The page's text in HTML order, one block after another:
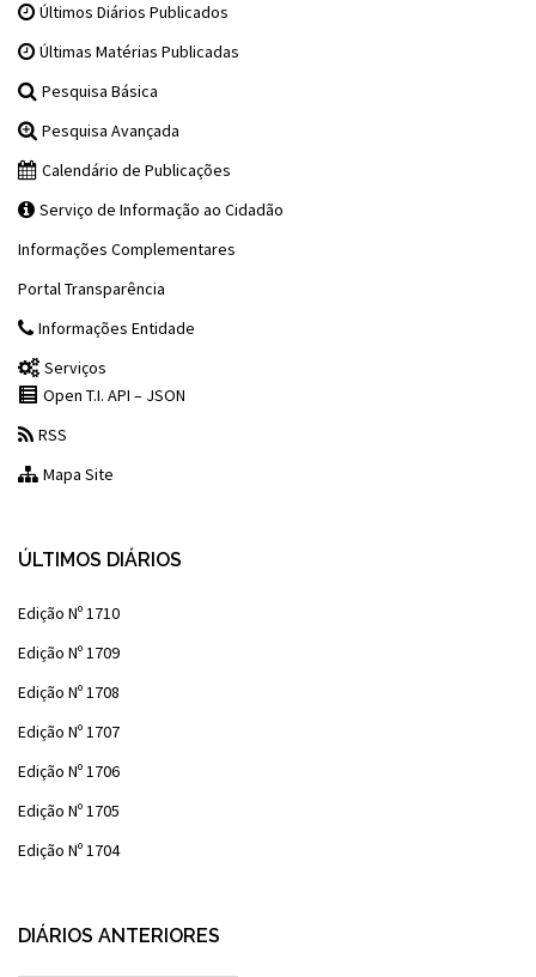
Últimos Diários Publicados
Últimas Matérias Publicadas
Pesquisa Básica
Pesquisa Avançada
Calendário de Publicações
Serviço de Informação ao Cidadão
Informações Complementares
Portal Transparência
Informações Entidade
Serviços
Open T.I. API – JSON
RSS
Mapa Site
ÚLTIMOS DIÁRIOS
Edição Nº 1710
Edição Nº 1709
Edição Nº 1708
Edição Nº 1707
Edição Nº 1706
Edição Nº 1705
Edição Nº 1704
DIÁRIOS ANTERIORES